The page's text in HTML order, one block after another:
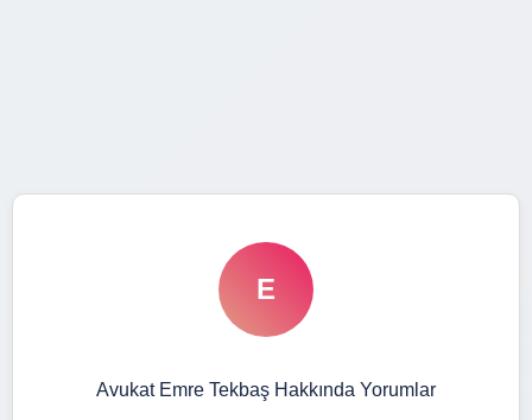
E
Avukat Emre Tekbaş Hakkında Yorumlar